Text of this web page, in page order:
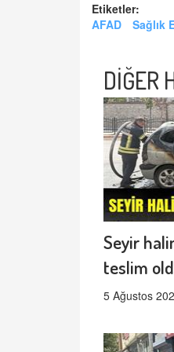
Etiketler:
AFAD
Sağlık
DİĞER
Seyir
teslim
5 Ağustos